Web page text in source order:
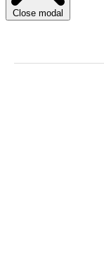
Close modal